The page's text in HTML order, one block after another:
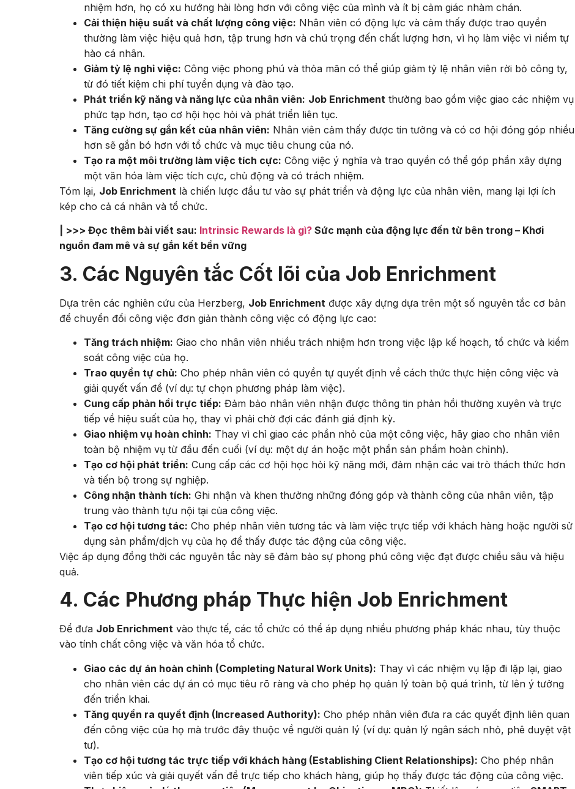
nhiệm hơn, họ có xu hướng hài lòng hơn với công việc của mình và ít bị cảm giác nhàm chán.
Cải thiện hiệu suất và chất lượng công việc: Nhân viên có động lực và cảm thấy được trao quyền
thường làm việc hiệu quả hơn, tập trung hơn và chú trọng đến chất lượng hơn, vì họ làm việc vì niềm tự
hào cá nhân.
Giảm tỷ lệ nghỉ việc: Công việc phong phú và thỏa mãn có thể giúp giảm tỷ lệ nhân viên rời bỏ công ty,
từ đó tiết kiệm chi phí tuyển dụng và đào tạo.
Phát triển kỹ năng và năng lực của nhân viên: Job Enrichment thường bao gồm việc giao các nhiệm vụ
phức tạp hơn, tạo cơ hội học hỏi và phát triển liên tục.
Tăng cường sự gắn kết của nhân viên: Nhân viên cảm thấy được tin tưởng và có cơ hội đóng góp nhiều
hơn sẽ gắn bó hơn với tổ chức và mục tiêu chung của nó.
Tạo ra một môi trường làm việc tích cực: Công việc ý nghĩa và trao quyền có thể góp phần xây dựng
một văn hóa làm việc tích cực, chủ động và có trách nhiệm.
Tóm lại, Job Enrichment là chiến lược đầu tư vào sự phát triển và động lực của nhân viên, mang lại lợi ích
kép cho cả cá nhân và tổ chức.
| >>> Đọc thêm bài viết sau: Intrinsic Rewards là gì? Sức mạnh của động lực đến từ bên trong – Khơi
nguồn đam mê và sự gắn kết bền vững
3. Các Nguyên tắc Cốt lõi của Job Enrichment
Dựa trên các nghiên cứu của Herzberg, Job Enrichment được xây dựng dựa trên một số nguyên tắc cơ bản
để chuyển đổi công việc đơn giản thành công việc có động lực cao:
Tăng trách nhiệm: Giao cho nhân viên nhiều trách nhiệm hơn trong việc lập kế hoạch, tổ chức và kiểm
soát công việc của họ.
Trao quyền tự chủ: Cho phép nhân viên có quyền tự quyết định về cách thức thực hiện công việc và
giải quyết vấn đề (ví dụ: tự chọn phương pháp làm việc).
Cung cấp phản hồi trực tiếp: Đảm bảo nhân viên nhận được thông tin phản hồi thường xuyên và trực
tiếp về hiệu suất của họ, thay vì phải chờ đợi các đánh giá định kỳ.
Giao nhiệm vụ hoàn chỉnh: Thay vì chỉ giao các phần nhỏ của một công việc, hãy giao cho nhân viên
toàn bộ nhiệm vụ từ đầu đến cuối (ví dụ: một dự án hoặc một phần sản phẩm hoàn chỉnh).
Tạo cơ hội phát triển: Cung cấp các cơ hội học hỏi kỹ năng mới, đảm nhận các vai trò thách thức hơn
và tiến bộ trong sự nghiệp.
Công nhận thành tích: Ghi nhận và khen thưởng những đóng góp và thành công của nhân viên, tập
trung vào thành tựu nội tại của công việc.
Tạo cơ hội tương tác: Cho phép nhân viên tương tác và làm việc trực tiếp với khách hàng hoặc người sử
dụng sản phẩm/dịch vụ của họ để thấy được tác động của công việc.
Việc áp dụng đồng thời các nguyên tắc này sẽ đảm bảo sự phong phú công việc đạt được chiều sâu và hiệu
quả.
4. Các Phương pháp Thực hiện Job Enrichment
Để đưa Job Enrichment vào thực tế, các tổ chức có thể áp dụng nhiều phương pháp khác nhau, tùy thuộc
vào tính chất công việc và văn hóa tổ chức.
Giao các dự án hoàn chỉnh (Completing Natural Work Units): Thay vì các nhiệm vụ lặp đi lặp lại, giao
cho nhân viên các dự án có mục tiêu rõ ràng và cho phép họ quản lý toàn bộ quá trình, từ lên ý tưởng
đến triển khai.
Tăng quyền ra quyết định (Increased Authority): Cho phép nhân viên đưa ra các quyết định liên quan
đến công việc của họ mà trước đây thuộc về người quản lý (ví dụ: quản lý ngân sách nhỏ, phê duyệt vật
tư).
Tạo cơ hội tương tác trực tiếp với khách hàng (Establishing Client Relationships): Cho phép nhân
viên tiếp xúc và giải quyết vấn đề trực tiếp cho khách hàng, giúp họ thấy được tác động của công việc.